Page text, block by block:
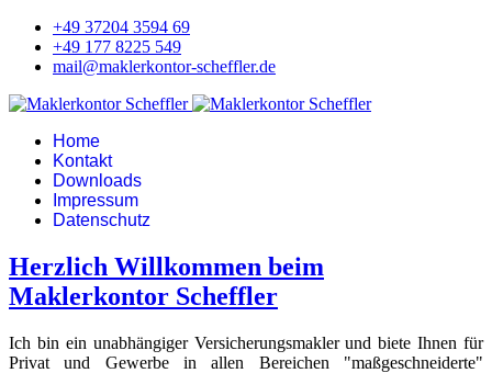
+49 37204 3594 69
+49 177 8225 549
mail@maklerkontor-scheffler.de
Home
Kontakt
Downloads
Impressum
Datenschutz
Herzlich Willkommen beim
Maklerkontor Scheffler
Ich bin ein unabhängiger Versicherungsmakler und biete Ihnen für
Privat und Gewerbe in allen Bereichen "maßgeschneiderte"